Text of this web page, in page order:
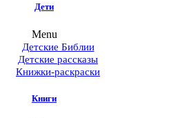
Дети
Menu
Детские Библии
Детские рассказы
Книжки-раскраски
Книги